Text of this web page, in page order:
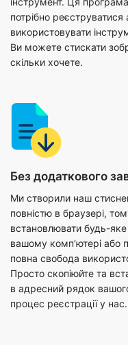
скільки хочете.
Без додаткового
Ми створили наш
повністю в браузері,
встановлювати будь-
повна свобода
Просто скопіюйте та
в адресний рядок
процес реєстрації у нас.